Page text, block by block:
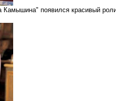
Камышина" появился красивый